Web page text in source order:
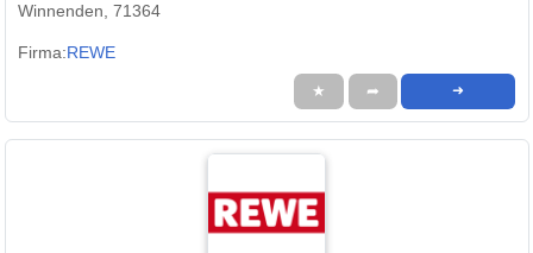
Winnenden, 71364
Firma:REWE
★ ➦ ➜